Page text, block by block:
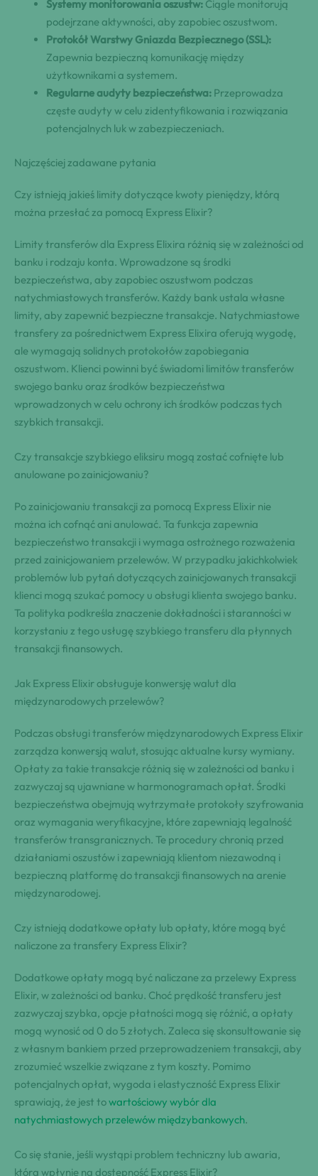
Systemy monitorowania oszustw: Ciągle monitorują
podejrzane aktywności, aby zapobiec oszustwom.
Protokół Warstwy Gniazda Bezpiecznego (SSL):
Zapewnia bezpieczną komunikację między
użytkownikami a systemem.
Regularne audyty bezpieczeństwa: Przeprowadza
częste audyty w celu zidentyfikowania i rozwiązania
potencjalnych luk w zabezpieczeniach.
Najczęściej zadawane pytania
Czy istnieją jakieś limity dotyczące kwoty pieniędzy, którą
można przesłać za pomocą Express Elixir?
Limity transferów dla Express Elixira różnią się w zależności od
banku i rodzaju konta. Wprowadzone są środki
bezpieczeństwa, aby zapobiec oszustwom podczas
natychmiastowych transferów. Każdy bank ustala własne
limity, aby zapewnić bezpieczne transakcje. Natychmiastowe
transfery za pośrednictwem Express Elixira oferują wygodę,
ale wymagają solidnych protokołów zapobiegania
oszustwom. Klienci powinni być świadomi limitów transferów
swojego banku oraz środków bezpieczeństwa
wprowadzonych w celu ochrony ich środków podczas tych
szybkich transakcji.
Czy transakcje szybkiego eliksiru mogą zostać cofnięte lub
anulowane po zainicjowaniu?
Po zainicjowaniu transakcji za pomocą Express Elixir nie
można ich cofnąć ani anulować. Ta funkcja zapewnia
bezpieczeństwo transakcji i wymaga ostrożnego rozważenia
przed zainicjowaniem przelewów. W przypadku jakichkolwiek
problemów lub pytań dotyczących zainicjowanych transakcji
klienci mogą szukać pomocy u obsługi klienta swojego banku.
Ta polityka podkreśla znaczenie dokładności i staranności w
korzystaniu z tego usługę szybkiego transferu dla płynnych
transakcji finansowych.
Jak Express Elixir obsługuje konwersję walut dla
międzynarodowych przelewów?
Podczas obsługi transferów międzynarodowych Express Elixir
zarządza konwersją walut, stosując aktualne kursy wymiany.
Opłaty za takie transakcje różnią się w zależności od banku i
zazwyczaj są ujawniane w harmonogramach opłat. Środki
bezpieczeństwa obejmują wytrzymałe protokoły szyfrowania
oraz wymagania weryfikacyjne, które zapewniają legalność
transferów transgranicznych. Te procedury chronią przed
działaniami oszustów i zapewniają klientom niezawodną i
bezpieczną platformę do transakcji finansowych na arenie
międzynarodowej.
Czy istnieją dodatkowe opłaty lub opłaty, które mogą być
naliczone za transfery Express Elixir?
Dodatkowe opłaty mogą być naliczane za przelewy Express
Elixir, w zależności od banku. Choć prędkość transferu jest
zazwyczaj szybka, opcje płatności mogą się różnić, a opłaty
mogą wynosić od 0 do 5 złotych. Zaleca się skonsultowanie się
z własnym bankiem przed przeprowadzeniem transakcji, aby
zrozumieć wszelkie związane z tym koszty. Pomimo
potencjalnych opłat, wygoda i elastyczność Express Elixir
sprawiają, że jest towartościowy wybór dla
natychmiastowych przelewów międzybankowych.
Co się stanie, jeśli wystąpi problem techniczny lub awaria,
która wpłynie na dostępność Express Elixir?